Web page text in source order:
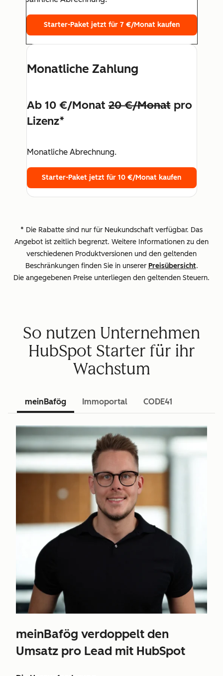
Starter-Paket jetzt für 7 €/Monat kaufen
Monatliche Zahlung
Ab 10 €/Monat20 €/Monatpro
Lizenz*
Monatliche Abrechnung.
Starter-Paket jetzt für 10 €/Monat kaufen
* Die Rabatte sind nur für Neukundschaft verfügbar. Das
Angebot ist zeitlich begrenzt. Weitere Informationen zu den
verschiedenen Produktversionen und den geltenden
Beschränkungen finden Sie in unserer Preisübersicht.
Die angegebenen Preise unterliegen den geltenden Steuern.
So nutzen Unternehmen
HubSpot Starter für ihr
Wachstum
meinBafög Immoportal CODE41
meinBafög verdoppelt den
Umsatz pro Lead mit HubSpot